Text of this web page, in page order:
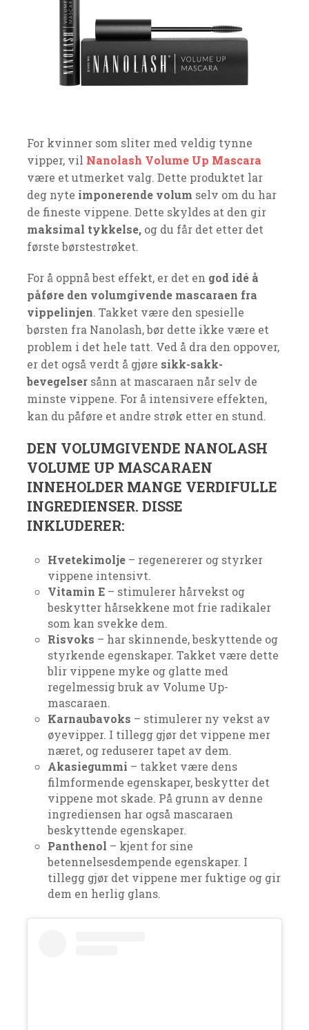
For kvinner som sliter med veldig tynne
vipper, vil Nanolash Volume Up Mascara
være et utmerket valg. Dette produktet lar
deg nyte imponerende volum selv om du har
de fineste vippene. Dette skyldes at den gir
maksimal tykkelse,og du får det etter det
første børstestrøket.
For å oppnå best effekt, er det en god idé å
påføre den volumgivende mascaraen fra
vippelinjen. Takket være den spesielle
børsten fra Nanolash, bør dette ikke være et
problem i det hele tatt. Ved å dra den oppover,
er det også verdt å gjøre sikk-sakk-
bevegelsersånn at mascaraen når selv de
minste vippene. For å intensivere effekten,
kan du påføre et andre strøk etter en stund.
DEN VOLUMGIVENDE NANOLASH
VOLUME UP MASCARAEN
INNEHOLDER MANGE VERDIFULLE
INGREDIENSER. DISSE
INKLUDERER:
Hvetekimolje – regenererer og styrker
vippene intensivt.
Vitamin E – stimulerer hårvekst og
beskytter hårsekkene mot frie radikaler
som kan svekke dem.
Risvoks – har skinnende, beskyttende og
styrkende egenskaper. Takket være dette
blir vippene myke og glatte med
regelmessig bruk av Volume Up-
mascaraen.
Karnaubavoks – stimulerer ny vekst av
øyevipper. I tillegg gjør det vippene mer
næret, og reduserer tapet av dem.
Akasiegummi – takket være dens
filmformende egenskaper, beskytter det
vippene mot skade. På grunn av denne
ingrediensen har også mascaraen
beskyttende egenskaper.
Panthenol – kjent for sine
betennelsesdempende egenskaper. I
tillegg gjør det vippene mer fuktige og gir
dem en herlig glans.